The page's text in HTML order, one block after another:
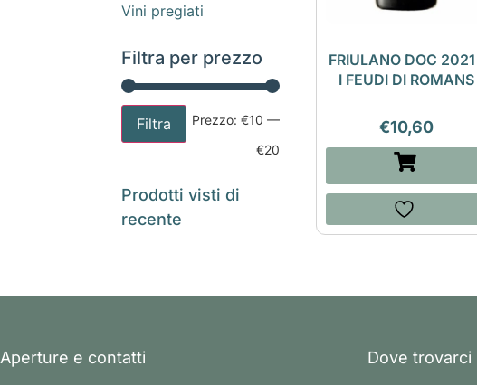
Vini pregiati
Filtra per prezzo
Filtra Prezzo:€10 —
€20
Prodotti visti di
recente
FRIULANO DOC 2021 |
I FEUDI DI ROMANS
€10,60
Aperture e contatti Dove trovarci